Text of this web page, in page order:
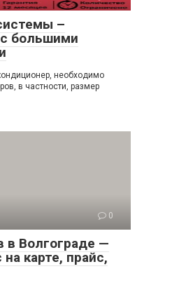
–
большими
необходимо
в частности, размер
0
в Волгограде —
карте, прайс,